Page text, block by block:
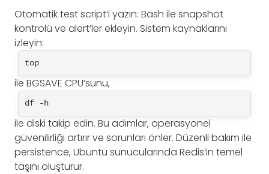
Otomatik test script’i yazın: Bash ile snapshot
kontrolü ve alert’ler ekleyin. Sistem kaynaklarını
izleyin:
top
ile BGSAVE CPU’sunu,
df -h
ile diski takip edin. Bu adımlar, operasyonel
güvenilirliği artırır ve sorunları önler. Düzenli bakım ile
persistence, Ubuntu sunucularında Redis’in temel
taşını oluşturur.